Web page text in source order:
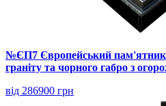
№ЄП7 Європейський пам'ятник з
граніту та чорного габро з
від 286900 грн